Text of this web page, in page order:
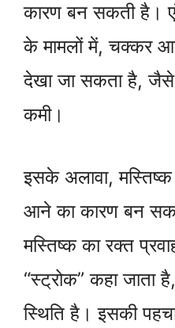
कारण बन सकती है।
के मामलों में, चक्कर
देखा जा सकता है, जैसे
कमी।
इसके अलावा,
आने का कारण बन
मस्तिष्क का रक्त
“स्ट्रोक” कहा जाता
स्थिति है। इसकी